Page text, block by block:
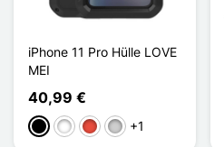
iPhone 11 Pro Hülle LOVE
MEI
40,99 €
Schwarz
WeißRot Silber
+1